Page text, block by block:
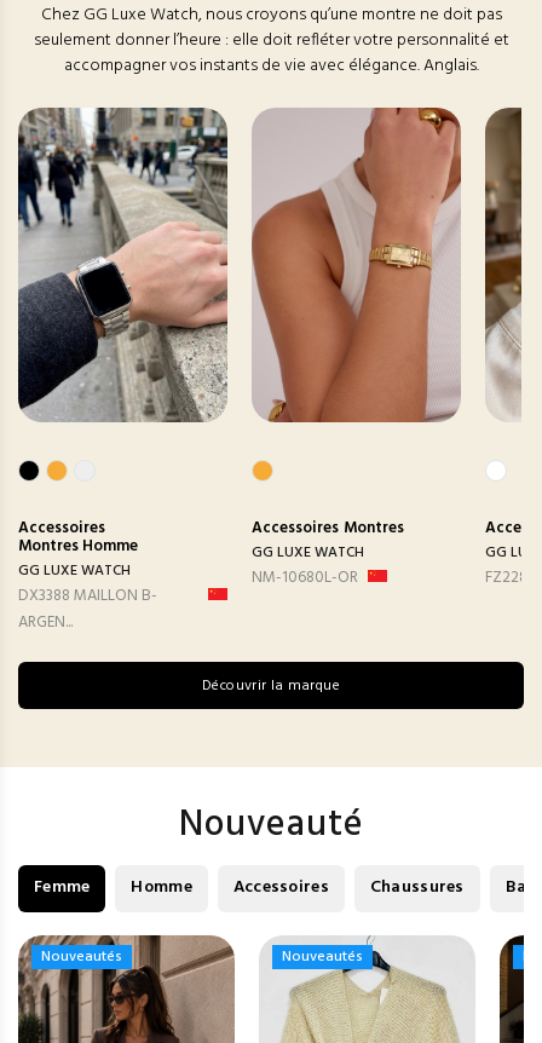
Chez GG Luxe Watch, nous croyons qu’une montre ne doit pas
seulement donner l’heure : elle doit refléter votre personnalité et
accompagner vos instants de vie avec élégance. Anglais.
Accessoires
Montres Homme
GG LUXE WATCH
DX3388 MAILLON B-
ARGEN...
Accessoires Montres
GG LUXE WATCH
NM-10680L-OR
GG
FZ2282
Découvrir la marque
Nouveauté
Femme Homme Accessoires Chaussures
Nouveautés
Nouveautés Nouveautés
Nouveautés